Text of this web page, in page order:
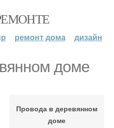
ремонт дома дизайн
доме
Провода в деревянном
доме